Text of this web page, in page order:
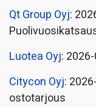
Qt Group Oyj:
Luotea Oyj:
Citycon Oyj:
ostotarjous